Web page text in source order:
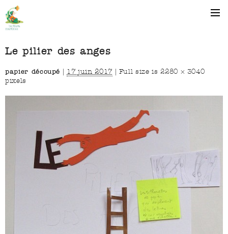
Le pilier des anges
papier découpé 17 juin 2017 Full size is2280 × 3040
pixels